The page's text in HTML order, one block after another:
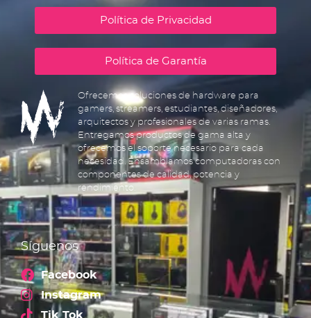
Política de Privacidad
Política de Garantía
Ofrecemos soluciones de hardware para
gamers, streamers, estudiantes, diseñadores,
arquitectos y profesionales de varias ramas.
Entregamos productos de gama alta y
ofrecemos el soporte necesario para cada
necesidad. Ensamblamos computadoras con
componentes de calidad, potencia y
rendimiento.
Síguenos
Facebook
Instagram
Tik Tok